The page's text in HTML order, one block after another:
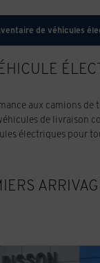
aux camions de
de livraison
électriques pour
de véhicules